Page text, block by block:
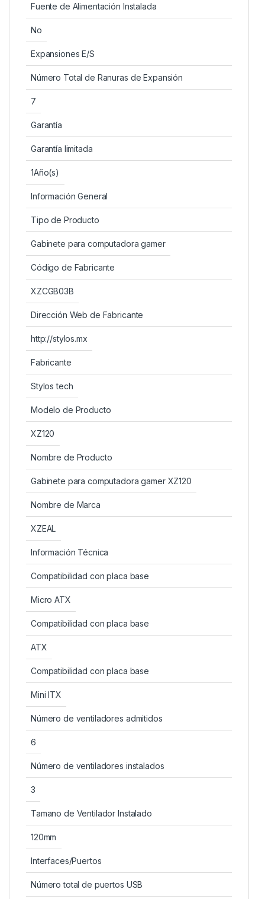
Fuente de Alimentación Instalada
No
Expansiones E/S
Número Total de Ranuras de Expansión
7
Garantía
Garantía limitada
1Año(s)
Información General
Tipo de Producto
Gabinete para computadora gamer
Código de Fabricante
XZCGB03B
Dirección Web de Fabricante
http://stylos.mx
Fabricante
Stylos tech
Modelo de Producto
XZ120
Nombre de Producto
Gabinete para computadora gamer XZ120
Nombre de Marca
XZEAL
Información Técnica
Compatibilidad con placa base
Micro ATX
Compatibilidad con placa base
ATX
Compatibilidad con placa base
Mini ITX
Número de ventiladores admitidos
6
Número de ventiladores instalados
3
Tamano de Ventilador Instalado
120mm
Interfaces/Puertos
Número total de puertos USB